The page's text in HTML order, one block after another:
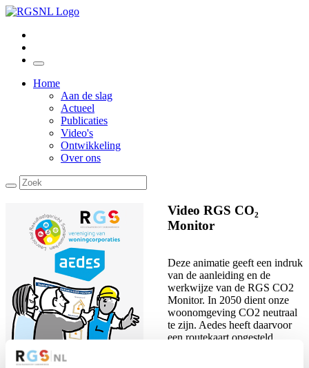
Home
Aan de slag
Actueel
Publicaties
Video's
Ontwikkeling
Over ons
Video RGS CO₂
Monitor
Deze animatie geeft een indruk
van de aanleiding en de
werkwijze van de RGS CO2
Monitor. In 2050 dient onze
woonomgeving CO2 neutraal
te zijn. Aedes heeft daarvoor
een routekaart opgesteld,